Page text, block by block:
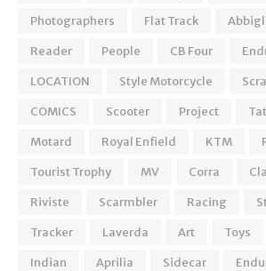
Photographers
Flat Track
Reader
People CB Four
LOCATION
Style Motorcycle
COMICS
Scooter Project
Motard
Royal Enfield KTM
Tourist Trophy
MV Corra
Riviste
Scarmbler Racing
Tracker
Laverda Art Toys
Indian
Aprilia Sidecar